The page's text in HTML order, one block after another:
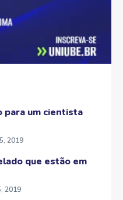
para um cientista
2019
que estão em
2019